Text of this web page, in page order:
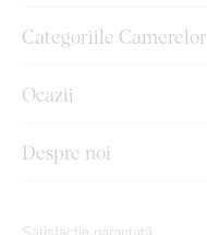
Categoriile Camerelor
Ocazii
Despre noi